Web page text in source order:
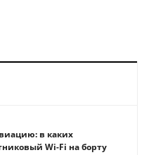
в каких
Wi-Fi на борту